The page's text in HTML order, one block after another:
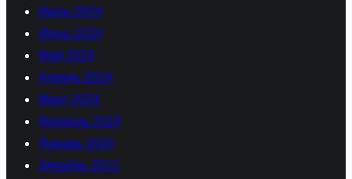
Июль 2024
Июнь 2024
Май 2024
Апрель 2024
Март 2024
Февраль 2024
Январь 2024
Декабрь 2023